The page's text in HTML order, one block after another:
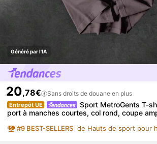
Généré par l'IA
20,78€ Sans droits de douane en plus
Entrepôt UE
Sport MetroGents T-
port à manches courtes, col rond, coupe
#9 BEST-SELLERS de Hauts de sport pour